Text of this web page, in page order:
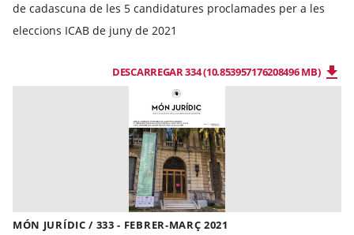
de cadascuna de les 5 candidatures proclamades per a les
eleccions ICAB de juny de 2021
DESCARREGAR 334 (10.853957176208496 MB)
MÓN JURÍDIC / 333 - FEBRER-MARÇ 2021